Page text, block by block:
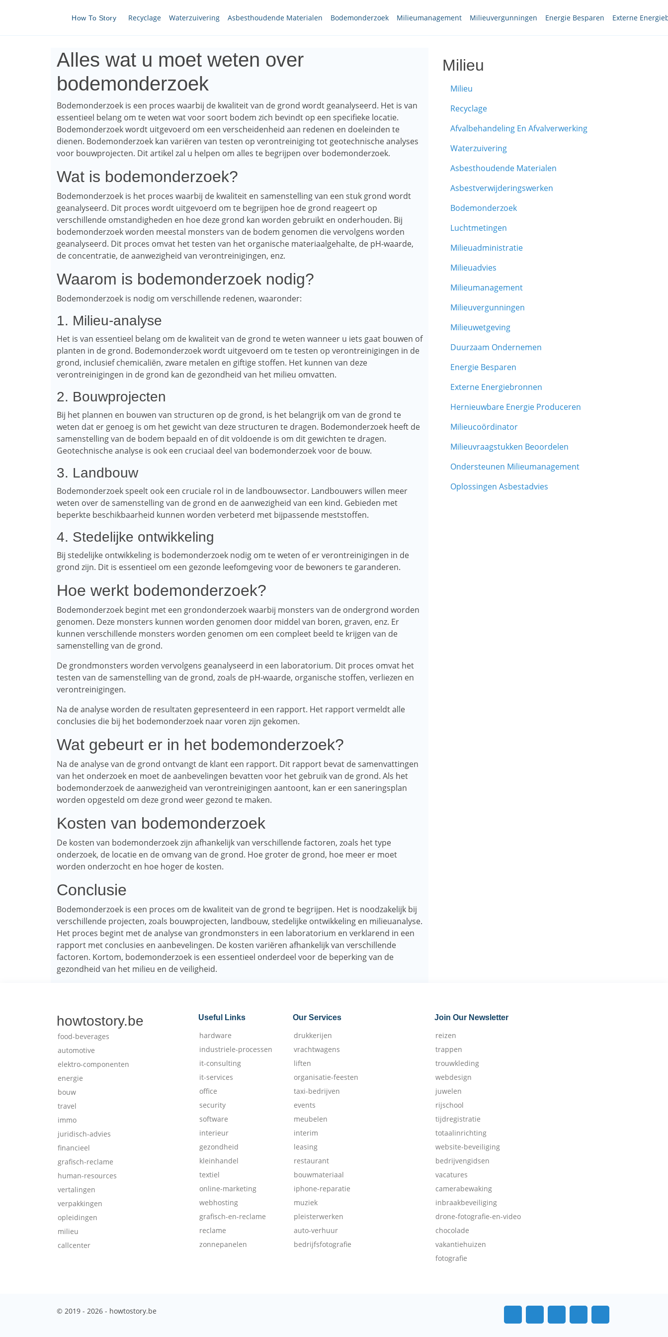
How To Story Recyclage Waterzuivering Asbesthoudende Materialen Bodemonderzoek Milieumanagement Milieuvergunningen Energie Besparen Externe
Alles wat u moet weten over
bodemonderzoek
Bodemonderzoek is een proces waarbij de kwaliteit van de grond wordt geanalyseerd. Het is van
essentieel belang om te weten wat voor soort bodem zich bevindt op een specifieke locatie.
Bodemonderzoek wordt uitgevoerd om een ​​​​verscheidenheid aan redenen en doeleinden te
dienen. Bodemonderzoek kan variëren van testen op verontreiniging tot geotechnische analyses
voor bouwprojecten. Dit artikel zal u helpen om alles te begrijpen over bodemonderzoek.
Wat is bodemonderzoek?
Bodemonderzoek is het proces waarbij de kwaliteit en samenstelling van een stuk grond wordt
geanalyseerd. Dit proces wordt uitgevoerd om te begrijpen hoe de grond reageert op
verschillende omstandigheden en hoe deze grond kan worden gebruikt en onderhouden. Bij
bodemonderzoek worden meestal monsters van de bodem genomen die vervolgens worden
geanalyseerd. Dit proces omvat het testen van het organische materiaalgehalte, de pH-waarde,
de concentratie, de aanwezigheid van verontreinigingen, enz.
Waarom is bodemonderzoek nodig?
Bodemonderzoek is nodig om verschillende redenen, waaronder:
1. Milieu-analyse
Het is van essentieel belang om de kwaliteit van de grond te weten wanneer u iets gaat bouwen of
planten in de grond. Bodemonderzoek wordt uitgevoerd om te testen op verontreinigingen in de
grond, inclusief chemicaliën, zware metalen en giftige stoffen. Het kunnen van deze
verontreinigingen in de grond kan de gezondheid van het milieu omvatten.
2. Bouwprojecten
Bij het plannen en bouwen van structuren op de grond, is het belangrijk om van de grond te
weten dat er genoeg is om het gewicht van deze structuren te dragen. Bodemonderzoek heeft de
samenstelling van de bodem bepaald en of dit voldoende is om dit gewichten te dragen.
Geotechnische analyse is ook een cruciaal deel van bodemonderzoek voor de bouw.
3. Landbouw
Bodemonderzoek speelt ook een cruciale rol in de landbouwsector. Landbouwers willen meer
weten over de samenstelling van de grond en de aanwezigheid van een kind. Gebieden met
beperkte beschikbaarheid kunnen worden verbeterd met bijpassende meststoffen.
4. Stedelijke ontwikkeling
Bij stedelijke ontwikkeling is bodemonderzoek nodig om te weten of er verontreinigingen in de
grond zijn. Dit is essentieel om een ​​gezonde leefomgeving voor de bewoners te garanderen.
Hoe werkt bodemonderzoek?
Bodemonderzoek begint met een grondonderzoek waarbij monsters van de ondergrond worden
genomen. Deze monsters kunnen worden genomen door middel van boren, graven, enz. Er
kunnen verschillende monsters worden genomen om een ​​compleet beeld te krijgen van de
samenstelling van de grond.
De grondmonsters worden vervolgens geanalyseerd in een laboratorium. Dit proces omvat het
testen van de samenstelling van de grond, zoals de pH-waarde, organische stoffen, verliezen en
verontreinigingen.
Na de analyse worden de resultaten gepresenteerd in een rapport. Het rapport vermeldt alle
conclusies die bij het bodemonderzoek naar voren zijn gekomen.
Wat gebeurt er in het bodemonderzoek?
Na de analyse van de grond ontvangt de klant een rapport. Dit rapport bevat de samenvattingen
van het onderzoek en moet de aanbevelingen bevatten voor het gebruik van de grond. Als het
bodemonderzoek de aanwezigheid van verontreinigingen aantoont, kan er een saneringsplan
worden opgesteld om deze grond weer gezond te maken.
Kosten van bodemonderzoek
De kosten van bodemonderzoek zijn afhankelijk van verschillende factoren, zoals het type
onderzoek, de locatie en de omvang van de grond. Hoe groter de grond, hoe meer er moet
worden onderzocht en hoe hoger de kosten.
Conclusie
Bodemonderzoek is een proces om de kwaliteit van de grond te begrijpen. Het is noodzakelijk bij
verschillende projecten, zoals bouwprojecten, landbouw, stedelijke ontwikkeling en milieuanalyse.
Het proces begint met de analyse van grondmonsters in een laboratorium en verklarend in een
rapport met conclusies en aanbevelingen. De kosten variëren afhankelijk van verschillende
factoren. Kortom, bodemonderzoek is een essentieel onderdeel voor de beperking van de
gezondheid van het milieu en de veiligheid.
Milieu
Milieu
Recyclage
Afvalbehandeling En Afvalverwerking
Waterzuivering
Asbesthoudende Materialen
Asbestverwijderingswerken
Bodemonderzoek
Luchtmetingen
Milieuadministratie
Milieuadvies
Milieumanagement
Milieuvergunningen
Milieuwetgeving
Duurzaam Ondernemen
Energie Besparen
Externe Energiebronnen
Hernieuwbare Energie Produceren
Milieucoördinator
Milieuvraagstukken Beoordelen
Ondersteunen Milieumanagement
Oplossingen Asbestadvies
howtostory.be
food-beverages
automotive
elektro-componenten
energie
bouw
travel
immo
juridisch-advies
financieel
grafisch-reclame
human-resources
vertalingen
verpakkingen
opleidingen
milieu
callcenter
Useful Links
hardware
industriele-processen
it-consulting
it-services
office
security
software
interieur
gezondheid
kleinhandel
textiel
online-marketing
webhosting
grafisch-en-reclame
reclame
zonnepanelen
Our Services
drukkerijen
vrachtwagens
liften
organisatie-feesten
taxi-bedrijven
events
meubelen
interim
leasing
restaurant
bouwmateriaal
iphone-reparatie
muziek
pleisterwerken
auto-verhuur
bedrijfsfotografie
Join Our Newsletter
reizen
trappen
trouwkleding
webdesign
juwelen
rijschool
tijdregistratie
totaalinrichting
website-beveiliging
bedrijvengidsen
vacatures
camerabewaking
inbraakbeveiliging
drone-fotografie-en-video
chocolade
vakantiehuizen
fotografie
© 2019 - 2026 - howtostory.be